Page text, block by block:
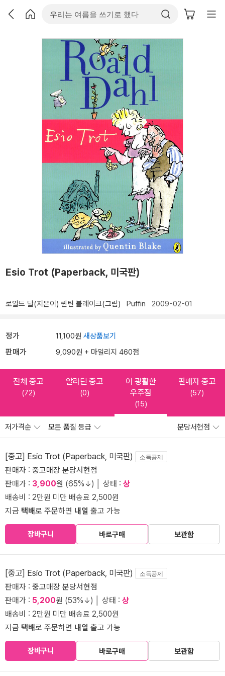
Esio Trot (Paperback, 미국판)
로알드 달(지은이) 퀸틴 블레이크(그림) Puffin 2009-02-01
정가 11,100원 새상품보기
판매가 9,090원 + 마일리지 460점
전체 중고
(72)
알라딘 중고
(0)
이 광활한
우주점
(15)
판매자 중고
(57)
저가격순 모든 품질 등급 분당서현점
[중고] Esio Trot (Paperback, 미국판) 소득공제
판매자 : 중고매장 분당서현점
판매가 : 3,900원 (65%↓) │ 상태 : 상
배송비 : 2만원 미만 배송료 2,500원
지금 택배로 주문하면 내일 출고 가능
장바구니 바로구매 보관함
[중고] Esio Trot (Paperback, 미국판) 소득공제
판매자 : 중고매장 분당서현점
판매가 : 5,200원 (53%↓) │ 상태 : 상
배송비 : 2만원 미만 배송료 2,500원
지금 택배로 주문하면 내일 출고 가능
장바구니 바로구매 보관함